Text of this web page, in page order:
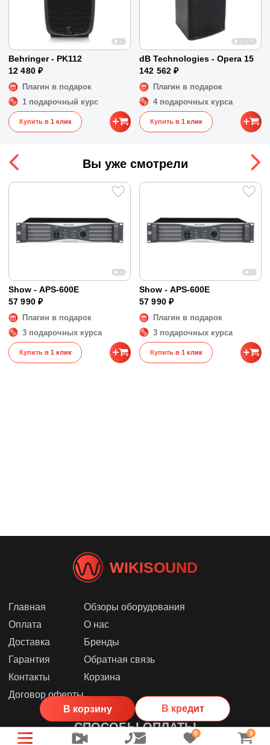
В корзину В кредит
Behringer - PK112
12 480 ₽
Плагин в подарок
1 подарочный курс
Купить в 1 клик
dB Technologies - Opera 15
142 562 ₽
Плагин в подарок
4 подарочных курса
Купить в 1 клик
Вы уже смотрели
Show - APS-600E
57 990 ₽
Плагин в подарок
3 подарочных курса
Купить в 1 клик
Show - APS-600E
57 990 ₽
Плагин в подарок
3 подарочных курса
Купить в 1 клик
WIKISOUND
Главная
Оплата
Доставка
Гарантия
Контакты
Договор оферты
Обзоры оборудования
О нас
Бренды
Обратная связь
Корзина
СПОСОБЫ ОПЛАТЫ0 0